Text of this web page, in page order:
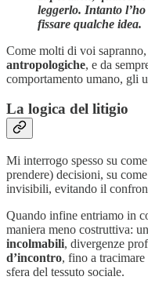
leggerlo. Intanto
fissare qualche idea.
Come molti di voi
antropologiche, e da
comportamento umano, gli
La logica del litigio
Mi interrogo spesso su
prendere) decisioni, su
invisibili, evitando il
Quando infine entriamo in
maniera meno costruttiva:
incolmabili, divergenze
d’incontro, fino a
sfera del tessuto sociale.